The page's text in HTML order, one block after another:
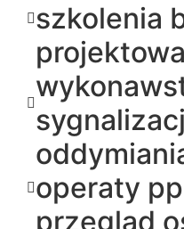
szkolenia
operaty
przegląd